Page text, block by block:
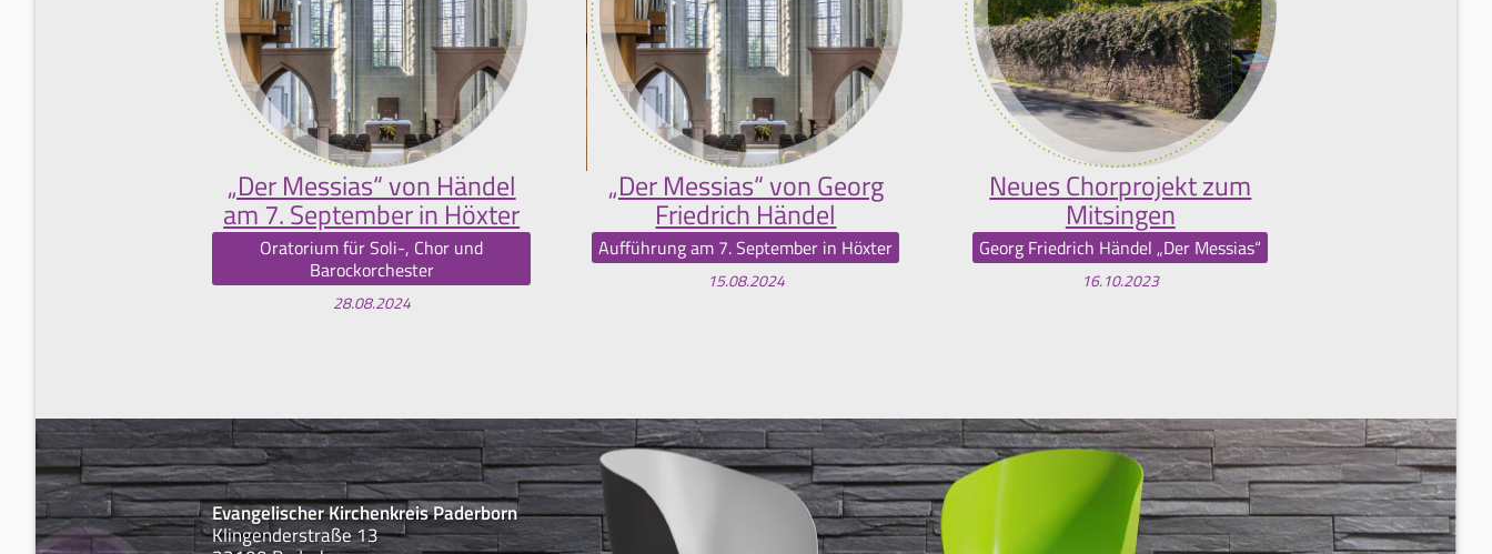
„Der Messias“ von Händel
am 7. September in Höxter
Oratorium für Soli-, Chor und
Barockorchester
28.08.2024
„Der Messias“ von Georg
Friedrich Händel
Aufführung am 7. September in Höxter
15.08.2024
Neues Chorprojekt zum
Mitsingen
Georg Friedrich Händel „Der Messias“
16.10.2023
Evangelischer Kirchenkreis Paderborn
Klingenderstraße 13